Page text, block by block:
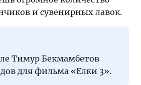
и сувенирных лавок.
Тимур Бекмамбетов
для фильма «Елки 3».